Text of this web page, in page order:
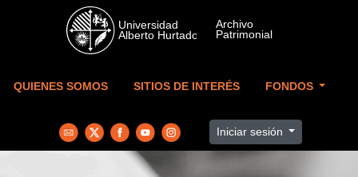
Skip to main content
QUIENES SOMOS SITIOS DE INTERÉS FONDOS
Iniciar sesión